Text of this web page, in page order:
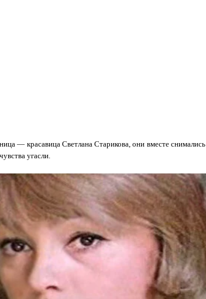
— красавица Светлана Старикова, они вместе снимались
угасли.